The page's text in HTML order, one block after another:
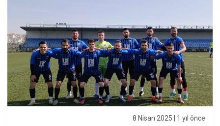
8 Nisan 2025 | 1 yıl önce